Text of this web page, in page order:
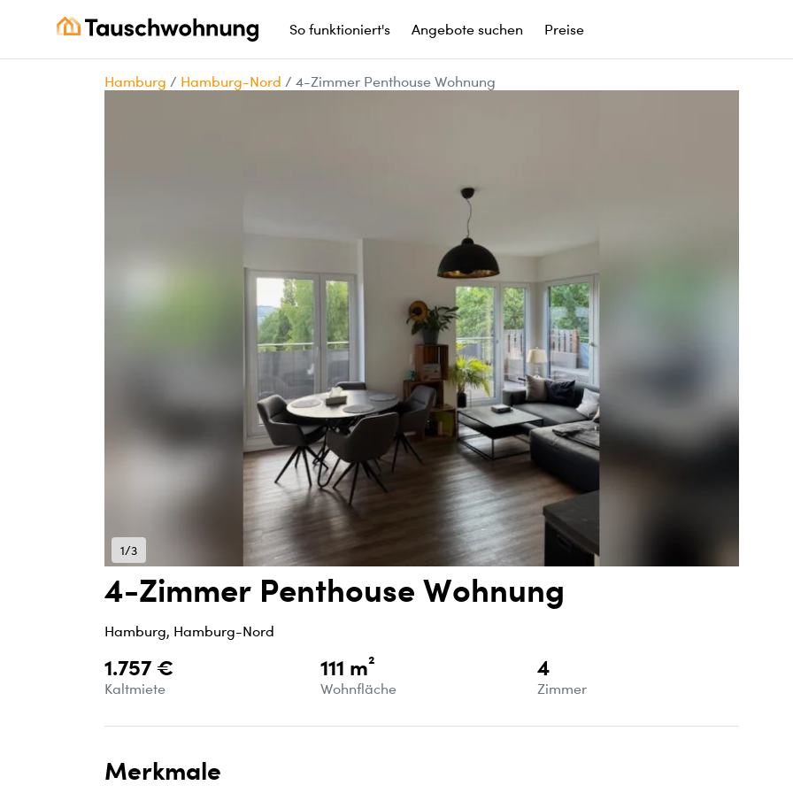
So funktioniert's Angebote suchen Preise
Hamburg / Hamburg-Nord / 4-Zimmer Penthouse Wohnung
1/3
4-Zimmer Penthouse Wohnung
Hamburg, Hamburg-Nord
1.757 €
Kaltmiete
111 m²
Wohnfläche
4
Zimmer
Merkmale